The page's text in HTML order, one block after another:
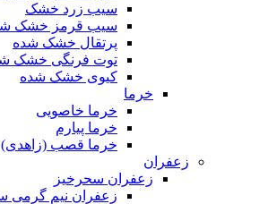
سیب زرد خشک
سیب قرمز خشک
پرتقال خشک شده
توت فرنگی خشک
کیوی خشک شده
خرما
خرما خاصویی
خرما پیارم
خرما قصب (زاهدی)
زعفران
زعفران سحرخیز
زعفران نیم گرمی